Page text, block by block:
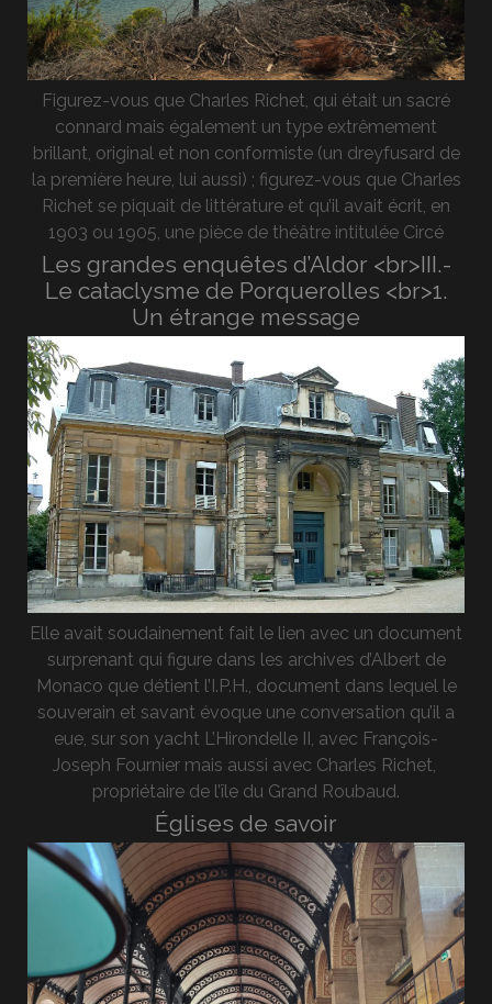
Figurez-vous que Charles Richet, qui était un sacré
connard mais également un type extrêmement
brillant, original et non conformiste (un dreyfusard de
la première heure, lui aussi) ; figurez-vous que Charles
Richet se piquait de littérature et qu’il avait écrit, en
1903 ou 1905, une pièce de théâtre intitulée Circé
Les grandes enquêtes d’Aldor <br>III.-
Le cataclysme de Porquerolles <br>1.
Un étrange message
Elle avait soudainement fait le lien avec un document
surprenant qui figure dans les archives d’Albert de
Monaco que détient l’I.P.H., document dans lequel le
souverain et savant évoque une conversation qu’il a
eue, sur son yacht L’Hirondelle II, avec François-
Joseph Fournier mais aussi avec Charles Richet,
propriétaire de l’île du Grand Roubaud.
Églises de savoir